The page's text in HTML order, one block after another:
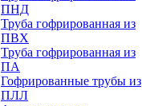
ПНД
Труба гофрированная из
ПВХ
Труба гофрированная из
ПА
Гофрированные трубы из
ПЛЛ